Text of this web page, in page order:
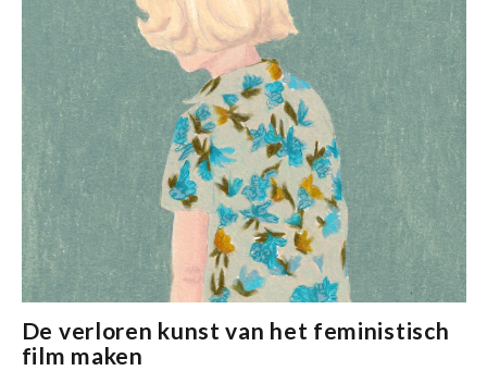
De verloren kunst van het feministisch
film maken